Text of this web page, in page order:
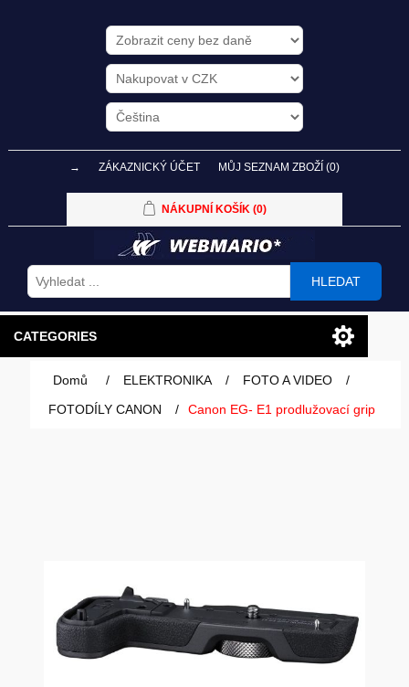
→ ZÁKAZNICKÝ ÚČET MŮJ SEZNAM ZBOŽÍ (0)
NÁKUPNÍ KOŠÍK (0)
HLEDAT
CATEGORIES
PC SESTAVY
AI PC STANICE
PERIFERIE
ENTERPRISE
Domů / ELEKTRONIKA / FOTO A VIDEO
/
FOTODÍLY CANON
/ Canon EG- E1 prodlužovací grip